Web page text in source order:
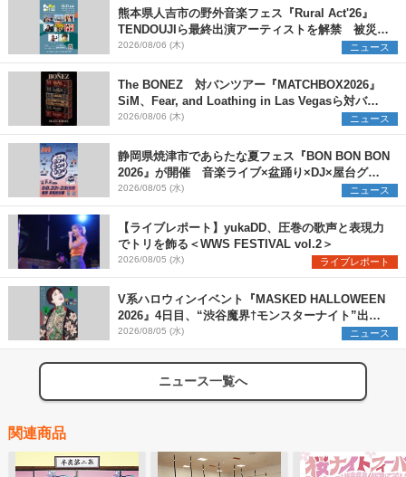
熊本県人吉市の野外音楽フェス『Rural Act'26』
TENDOUJIら最終出演アーティストを解禁 被災地
支援プロジェクトの始動も発表
2026/08/06 (木) ニュース
The BONEZ 対バンツアー『MATCHBOX2026』
SiM、Fear, and Loathing in Las Vegasら対バン
アーティストを一斉解禁
2026/08/06 (木) ニュース
静岡県焼津市であらたな夏フェス『BON BON BON
2026』が開催 音楽ライブ×盆踊り×DJ×屋台グル
メ×ランタンナイトで彩る2日間
2026/08/05 (水) ニュース
【ライブレポート】yukaDD、圧巻の歌声と表現力
でトリを飾る＜WWS FESTIVAL vol.2＞
2026/08/05 (水) ライブレポート
V系ハロウィンイベント『MASKED HALLOWEEN
2026』4日目、“渋谷魔界†モンスターナイト”出演6
組を発表
2026/08/05 (水) ニュース
ニュース一覧へ
関連商品